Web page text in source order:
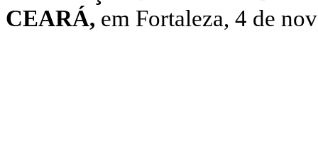
CEARÁ, em Fortaleza, 4 de